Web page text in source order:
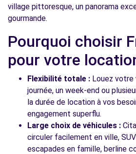
Free2Move Rent - R'EVE AUTOS
53 ROUTE DE MARCOUSSIS
MONTLHERY, 91310
Voir l'agence
Voir toutes les
village pittoresque, un panorama
gourmande.
Pourquoi choisir
pour votre
Flexibilité totale : Louez votre
journée, un week-end ou
la durée de location à vos
engagement superflu.
Large choix de véhicules :
circuler facilement en ville,
escapades en famille, berline